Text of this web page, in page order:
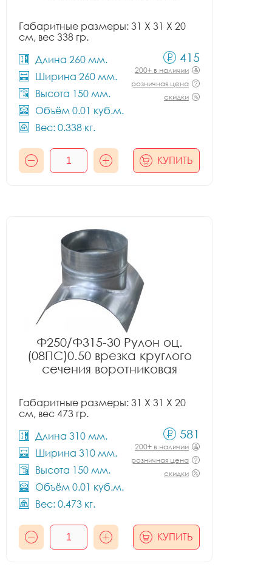
Габаритные размеры: 31 X 31 X 20
см, вес 338 гр.
Длина 260 мм.
Ширина 260 мм.
Высота 150 мм.
Объём 0.01 куб.м.
Вес: 0.338 кг.
415
200+ в наличии
розничная цена
скидки
КУПИТЬ
Ф250/Ф315-30 Рулон оц.
(08ПС)0.50 врезка круглого
сечения воротниковая
Габаритные размеры: 31 X 31 X 20
см, вес 473 гр.
Длина 310 мм.
Ширина 310 мм.
Высота 150 мм.
Объём 0.01 куб.м.
Вес: 0.473 кг.
581
200+ в наличии
розничная цена
скидки
КУПИТЬ